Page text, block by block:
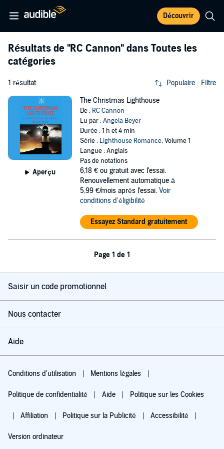
Découvrir
Résultats de "RC Cannon" dans Toutes les
catégories
1 résultat Populaire Filtre
Aperçu
The Christmas Lighthouse
De : RC Cannon
Lu par :Angela Beyer
Durée : 1 h et 4 min
Série : Lighthouse Romance, Volume 1
Langue : Anglais
Pas de notations
6,18 € ou gratuit avec l'essai.
Renouvellement automatique à
5,99 €/mois après l'essai. Voir
conditions d'éligibilité
Essayez Standard gratuitement
Page 1 de 1
Saisir un code promotionnel
Nous contacter
Aide
Conditions d'utilisation Mentions légales
Politique de confidentialité Aide Politique sur les Cookies
Affiliation Politique sur la Publicité Accessibilité
Version ordinateur